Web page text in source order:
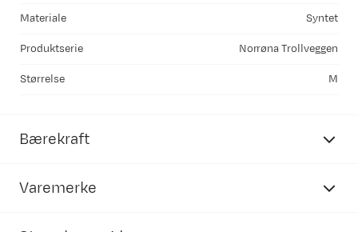
Materiale Syntet
Produktserie Norrøna Trollveggen
Størrelse M
Bærekraft
Varemerke